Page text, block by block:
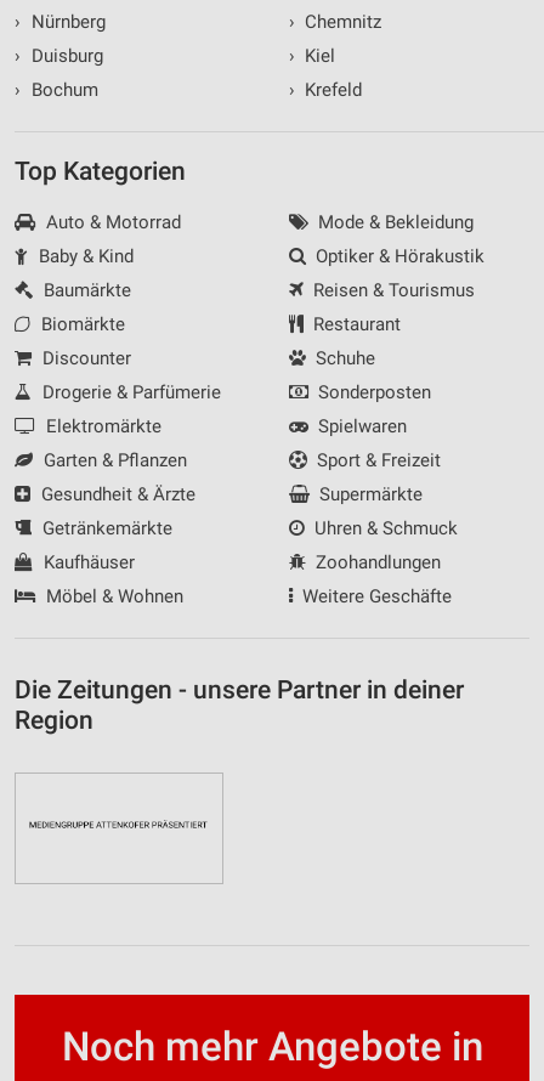
›
Nürnberg
›
Duisburg
›
Bochum
› Chemnitz
› Kiel
› Krefeld
Top Kategorien
Auto & Motorrad
Baby & Kind
Baumärkte
Biomärkte
Discounter
Drogerie & Parfümerie
Elektromärkte
Garten & Pflanzen
Gesundheit & Ärzte
Getränkemärkte
Kaufhäuser
Möbel & Wohnen
Mode & Bekleidung
Optiker & Hörakustik
Reisen & Tourismus
Restaurant
Schuhe
Sonderposten
Spielwaren
Sport & Freizeit
Supermärkte
Uhren & Schmuck
Zoohandlungen
Weitere Geschäfte
Die Zeitungen - unsere Partner in deiner
Region
Noch mehr Angebote in